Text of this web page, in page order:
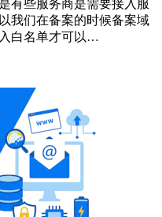
有些服务商是需要接入服
我们在备案的时候备案域
白名单才可以…